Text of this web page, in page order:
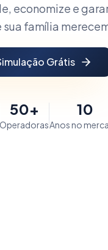
economize e
sua família
Grátis
50+
Operadoras
10
Anos no